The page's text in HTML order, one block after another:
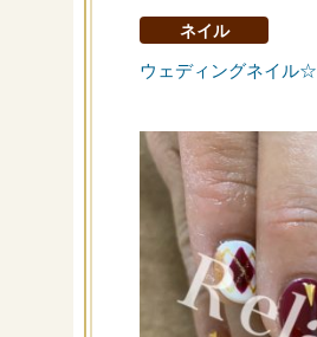
ネイル
ウェディングネイル☆